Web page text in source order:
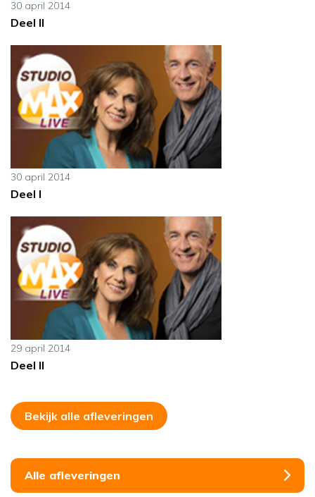
30 april 2014
Deel II
30 april 2014
Deel I
29 april 2014
Deel II
Bekijk alle afleveringen
Alle afleveringen